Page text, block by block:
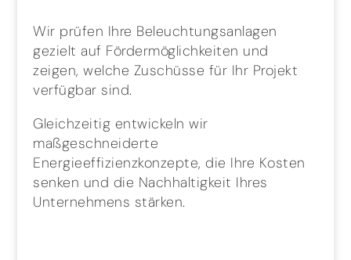
Wir prüfen Ihre Beleuchtungsanlagen
gezielt auf Fördermöglichkeiten und
zeigen, welche Zuschüsse für Ihr Projekt
verfügbar sind.
Gleichzeitig entwickeln wir
maßgeschneiderte
Energieeffizienzkonzepte, die Ihre Kosten
senken und die Nachhaltigkeit Ihres
Unternehmens stärken.